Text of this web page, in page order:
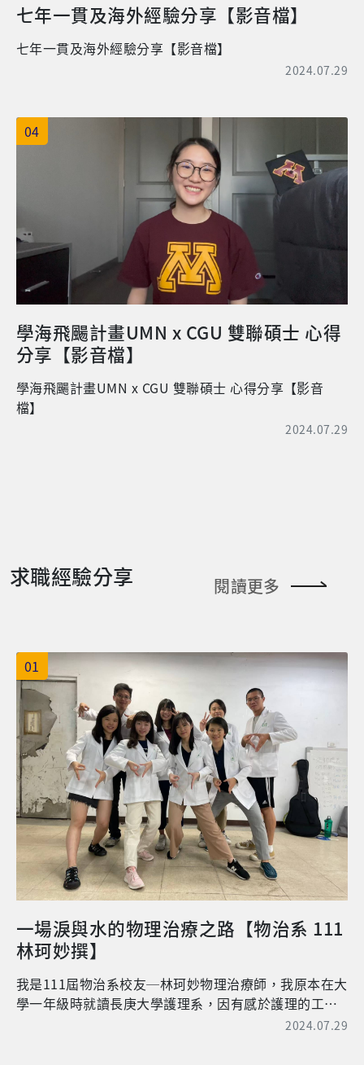
以實驗設計都與我過往的訓練有所不同，常常提出的實
驗模型都會因不具臨床導向而被指導教授否決，只能一
直瀏覽參考文獻，思考可行方向修改後再與老師和醫師
討論，幾經訓練後，總算符合老師和醫師的要求。所以
濃度血小板血漿修復肌腱及肌肉損傷之研究，也開始學
習撰寫研究計畫及期刊論文，並合作撰寫三個研究計畫
及五篇論文，其中兩篇論文更發表於美國運動醫學雜誌
(The American Journal of Sports Medicine)。 博士
修業這幾年受到COVID19疫情影響，連最後一關的論文
口試都改為線上進行，透過電腦螢幕，看著口試委員以
及我的指導教授跟我說恭喜過關，心中充滿了感動。拿
到博士學位後只是一個開始，往後有更多挑戰等著我去
克服，謝謝臨研所這幾年的訓練以及美好回憶，也謝謝
自己的勇氣。因此我也鼓勵想要進修的學弟妹和研究助
有意想不到的收穫。 【林校友目前任職於桃園長庚醫院
擔任博士後研究員】 ▲林校友(左一)與臨研所同學李建
七年一貫及海外經驗分享【影音檔】
七年一貫及海外經驗分享【影音檔】
2024.07.29
04
學海飛颺計畫UMN x CGU 雙聯碩士 心得
分享【影音檔】
學海飛颺計畫UMN x CGU 雙聯碩士 心得分享【影音
檔】
2024.07.29
求職經驗分享 閱讀更多
01
一場淚與水的物理治療之路【物治系 111
林珂妙撰】
我是111屆物治系校友─林珂妙物理治療師，我原本在大
學一年級時就讀長庚大學護理系，因有感於護理的工作
環境的超時及輪班制的艱辛；又因本身助人的初衷及家
2024.07.29